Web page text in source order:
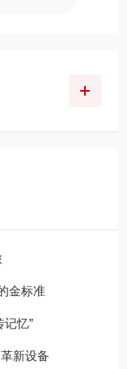
金标准
记忆”
新设备